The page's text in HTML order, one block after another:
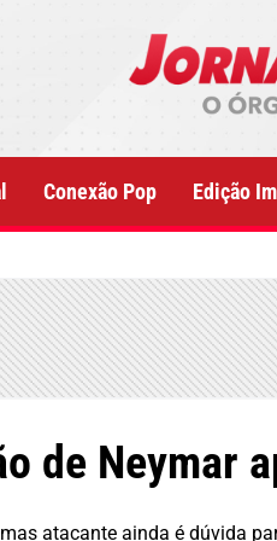
Conexão Pop Edição
de Neymar
atacante ainda é dúvida